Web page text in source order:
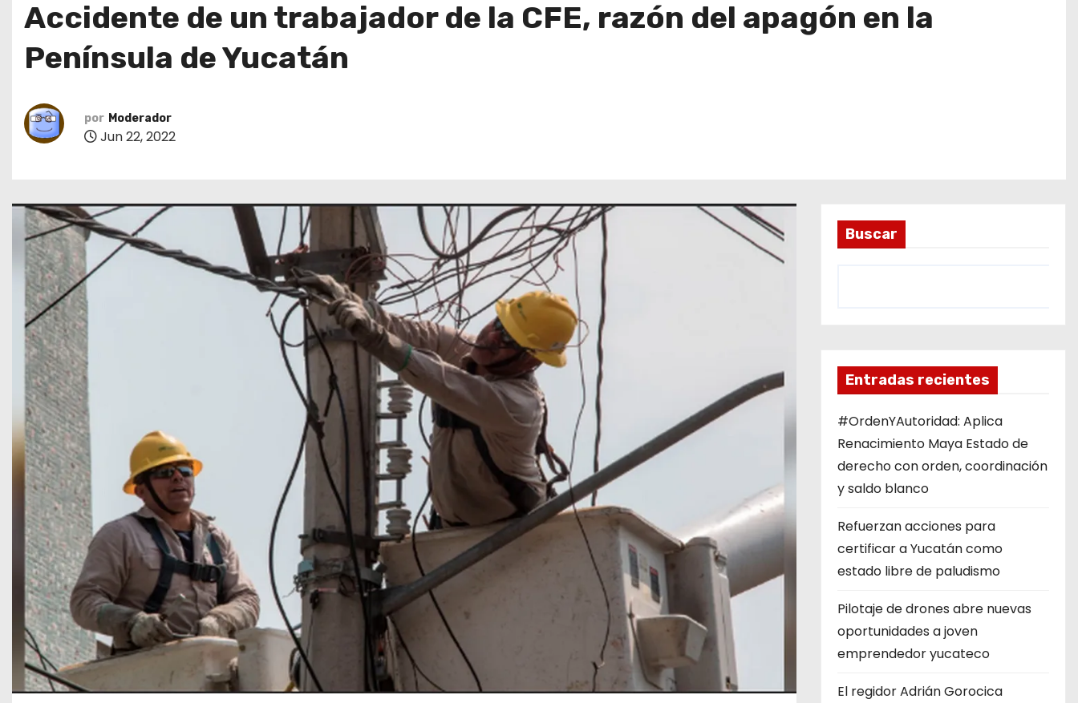
Accidente de un trabajador de la CFE, razón del apagón en la
Península de Yucatán
por Moderador
Jun 22, 2022
Buscar
Entradas recientes
#OrdenYAutoridad: Aplica
Renacimiento Maya Estado de
derecho con orden, coordinación
y saldo blanco
Refuerzan acciones para
certificar a Yucatán como
estado libre de paludismo
Pilotaje de drones abre nuevas
oportunidades a joven
emprendedor yucateco
El regidor Adrián Gorocica